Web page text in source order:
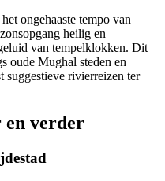
ongehaaste tempo van
heilig en
van tempelklokken. Dit
oude Mughal steden en
suggestieve rivierreizen ter
en verder